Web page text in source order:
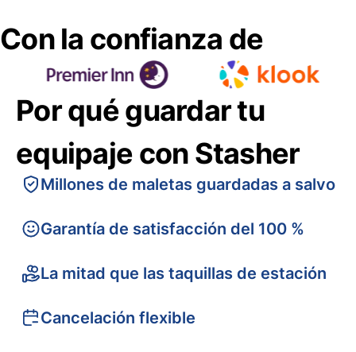
Con la confianza de
Por qué guardar tu
equipaje con Stasher
Millones de maletas guardadas a salvo
Garantía de satisfacción del 100 %
La mitad que las taquillas de estación
Cancelación flexible